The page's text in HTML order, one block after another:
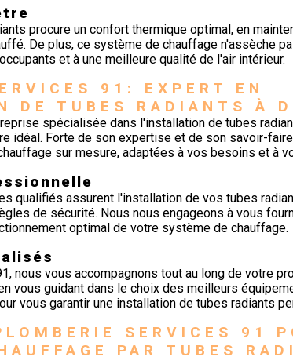
procure un confort thermique optimal, en
De plus, ce système de chauffage n'assèche
et à une meilleure qualité de l'air intérieur.
91: EXPERT EN
DE TUBES RADIANTS À
spécialisée dans l'installation de tubes
idéal. Forte de son expertise et de son savoir-
sur mesure, adaptées à vos besoins et à
qualifiés assurent l'installation de vos tubes
de sécurité. Nous nous engageons à vous
optimal de votre système de chauffage.
nous vous accompagnons tout au long de votre
vous guidant dans le choix des meilleurs
vous garantir une installation de tubes radiants
SERVICES 91
PAR TUBES